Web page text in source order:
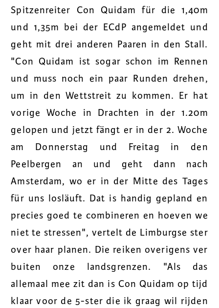
Spitzenreiter Con Quidam für die 1,40m
und 1,35m bei der ECdP angemeldet und
geht mit drei anderen Paaren in den Stall.
"Con Quidam ist sogar schon im Rennen
und muss noch ein paar Runden drehen,
um in den Wettstreit zu kommen. Er hat
vorige Woche in Drachten in der 1.20m
gelopen und jetzt fängt er in der 2. Woche
am Donnerstag und Freitag in den
Peelbergen an und geht dann nach
Amsterdam, wo er in der Mitte des Tages
für uns losläuft. Dat is handig gepland en
precies goed te combineren en hoeven we
niet te stressen", vertelt de Limburgse ster
over haar planen. Die reiken overigens ver
buiten onze landsgrenzen. "Als das
allemaal mee zit dan is Con Quidam op tijd
klaar voor de 5-ster die ik graag wil rijden